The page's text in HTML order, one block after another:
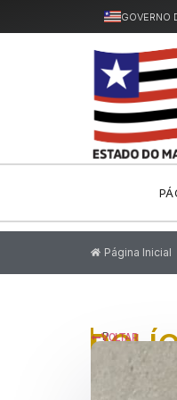
GOVERNO
Página Inicial
P
CIVIL
VOLTAR